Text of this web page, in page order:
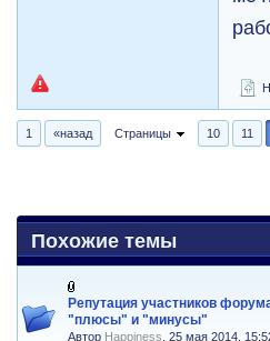
1 «назад Страницы 10 11
Похожие темы
Репутация участников
"плюсы" и "минусы"
Автор Happiness , 25 мая 2014,